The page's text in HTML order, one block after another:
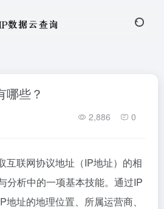
哪些？
2,886 0
互联网协议地址（IP地址）的相
分析中的一项基本技能。通过IP
址的地理位置、所属运营商、